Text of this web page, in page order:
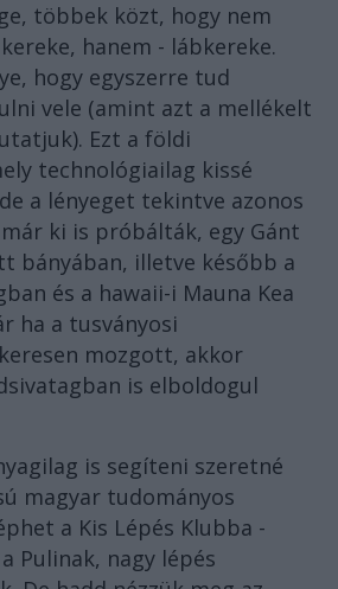
többek közt, hogy nem
hanem - lábkereke.
hogy egyszerre tud
vele (amint azt a mellékelt
Ezt a földi
technológiailag kissé
a lényeget tekintve azonos
ki is próbálták, egy Gánt
bányában, illetve később a
és a hawaii-i Mauna Kea
ha a tusványosi
mozgott, akkor
is elboldogul
is segíteni szeretné
magyar tudományos
a Kis Lépés Klubba -
Pulinak, nagy lépés